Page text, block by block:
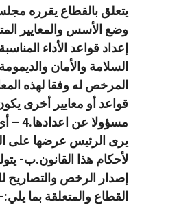
إعداد قواعد الأداء
السلامة والأمان
المرخص له وفقا لهذه
قواعد أو معايير أخرى
مسؤولا
يرى الرئيس عرضها على
لأحكام هذا القانون.ب-
إصدار الرخص والتصاريح